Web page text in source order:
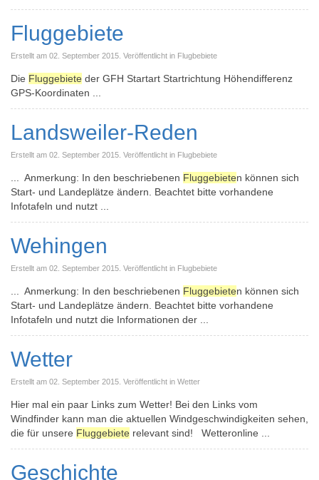
Fluggebiete
Erstellt am 02. September 2015. Veröffentlicht in Flugbebiete
Die Fluggebiete der GFH Startart Startrichtung Höhendifferenz
GPS-Koordinaten ...
Landsweiler-Reden
Erstellt am 02. September 2015. Veröffentlicht in Flugbebiete
... Anmerkung: In den beschriebenen Fluggebieten können sich
Start- und Landeplätze ändern. Beachtet bitte vorhandene
Infotafeln und nutzt ...
Wehingen
Erstellt am 02. September 2015. Veröffentlicht in Flugbebiete
... Anmerkung: In den beschriebenen Fluggebieten können sich
Start- und Landeplätze ändern. Beachtet bitte vorhandene
Infotafeln und nutzt die Informationen der ...
Wetter
Erstellt am 02. September 2015. Veröffentlicht in Wetter
Hier mal ein paar Links zum Wetter! Bei den Links vom
Windfinder kann man die aktuellen Windgeschwindigkeiten sehen,
die für unsere Fluggebiete relevant sind! Wetteronline ...
Geschichte